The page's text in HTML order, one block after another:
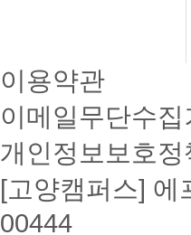
이용약관
이메일무단수집
개인정보보호정
[고양캠퍼스] 에
00444